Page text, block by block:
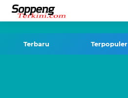
Terbaru Terpopuler